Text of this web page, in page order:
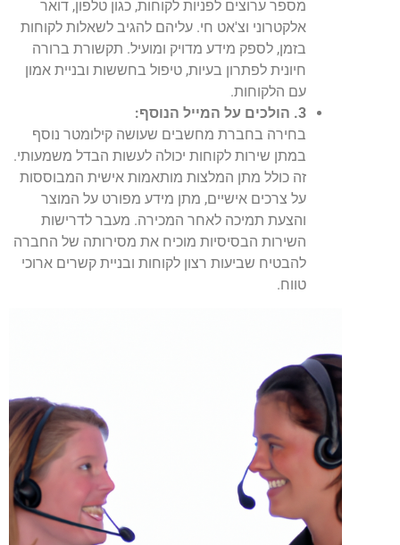
מספר ערוצים לפניות לקוחות, כגון טלפון, דואר
אלקטרוני וצ'אט חי. עליהם להגיב לשאלות לקוחות
בזמן, לספק מידע מדויק ומועיל. תקשורת ברורה
חיונית לפתרון בעיות, טיפול בחששות ובניית אמון
עם הלקוחות.
3. הולכים על המייל הנוסף:
בחירה בחברת מחשבים שעושה קילומטר נוסף
במתן שירות לקוחות יכולה לעשות הבדל משמעותי.
זה כולל מתן המלצות מותאמות אישית המבוססות
על צרכים אישיים, מתן מידע מפורט על המוצר
והצעת תמיכה לאחר המכירה. מעבר לדרישות
השירות הבסיסיות מוכיח את מסירותה של החברה
להבטיח שביעות רצון לקוחות ובניית קשרים ארוכי
טווח.